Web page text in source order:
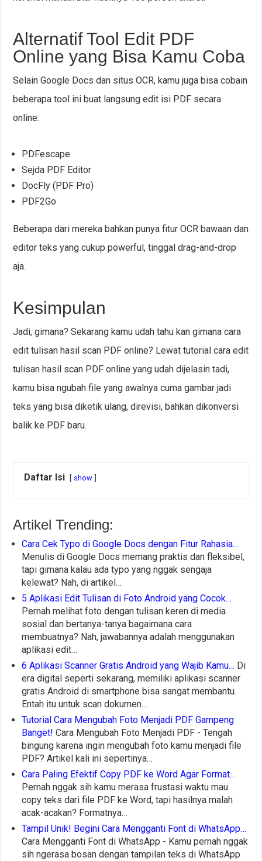
Alternatif Tool Edit PDF
Online yang Bisa Kamu Coba
Selain Google Docs dan situs OCR, kamu juga bisa cobain
beberapa tool ini buat langsung edit isi PDF secara
online:
PDFescape
Sejda PDF Editor
DocFly (PDF Pro)
PDF2Go
Beberapa dari mereka bahkan punya fitur OCR bawaan dan
editor teks yang cukup powerful, tinggal drag-and-drop
aja.
Kesimpulan
Jadi, gimana? Sekarang kamu udah tahu kan gimana cara
edit tulisan hasil scan PDF online? Lewat tutorial cara edit
tulisan hasil scan PDF online yang udah dijelasin tadi,
kamu bisa ngubah file yang awalnya cuma gambar jadi
teks yang bisa diketik ulang, direvisi, bahkan dikonversi
balik ke PDF baru.
Daftar Isi show
Artikel Trending:
Cara Cek Typo di Google Docs dengan Fitur Rahasia…
Menulis di Google Docs memang praktis dan fleksibel,
tapi gimana kalau ada typo yang nggak sengaja
kelewat? Nah, di artikel…
5 Aplikasi Edit Tulisan di Foto Android yang Cocok…
Pernah melihat foto dengan tulisan keren di media
sosial dan bertanya-tanya bagaimana cara
membuatnya? Nah, jawabannya adalah menggunakan
aplikasi edit…
6 Aplikasi Scanner Gratis Android yang Wajib Kamu… Di
era digital seperti sekarang, memiliki aplikasi scanner
gratis Android di smartphone bisa sangat membantu.
Entah itu untuk scan dokumen…
Tutorial Cara Mengubah Foto Menjadi PDF Gampeng
Banget! Cara Mengubah Foto Menjadi PDF - Tengah
bingung karena ingin mengubah foto kamu menjadi file
PDF? Artikel kali ini sepertinya…
Cara Paling Efektif Copy PDF ke Word Agar Format…
Pernah nggak sih kamu merasa frustasi waktu mau
copy teks dari file PDF ke Word, tapi hasilnya malah
acak-acakan? Formatnya…
Tampil Unik! Begini Cara Mengganti Font di WhatsApp…
Cara Mengganti Font di WhatsApp - Kamu pernah nggak
sih ngerasa bosan dengan tampilan teks di WhatsApp